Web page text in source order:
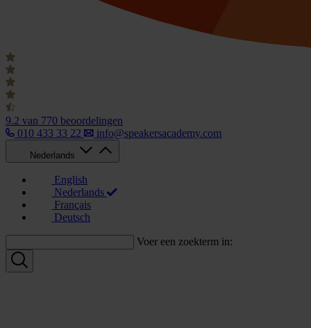
9.2 van 770 beoordelingen
010 433 33 22
info@speakersacademy.com
Nederlands
English
Nederlands
Français
Deutsch
Voer een zoekterm in: